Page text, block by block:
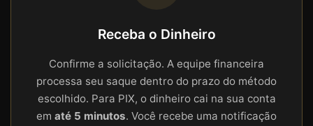
Receba o Dinheiro
Confirme a solicitação. A equipe financeira
processa seu saque dentro do prazo do método
escolhido. Para PIX, o dinheiro cai na sua conta
em até 5 minutos. Você recebe uma notificação